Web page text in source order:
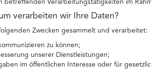
betreffenden Verarbeitungstätigkeiten im
verarbeiten wir Ihre Daten?
Zwecken gesammelt und verarbeitet:
zu können;
unserer Dienstleistungen;
im öffentlichen Interesse oder für